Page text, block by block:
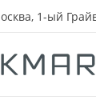
1-ый